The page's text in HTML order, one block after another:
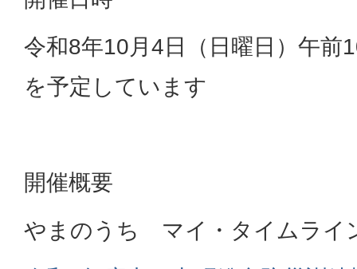
令和8年10月4日（日曜日）午前
を予定しています
開催概要
やまのうち マイ・タイムライ